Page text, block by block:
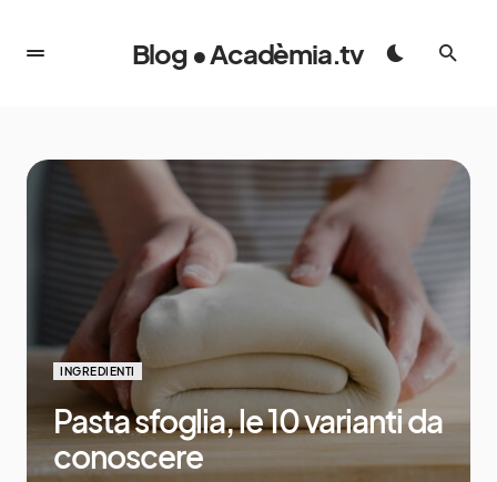
Blog • Acadèmia.tv
INGREDIENTI
Pasta sfoglia, le 10 varianti da
conoscere